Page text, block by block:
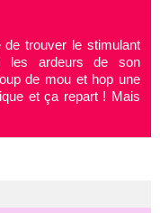
de trouver le stimulant
les ardeurs de son
de mou et hop une
et ça repart ! Mais